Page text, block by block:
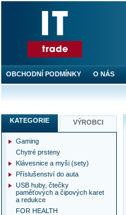
KATEGORIE VÝROBCI
Gaming
Chytré prsteny
Klávesnice a myši (sety)
Příslušenství do auta
USB huby, čtečky
paměťových a čipových karet
a redukce
FOR HEALTH
OBCHODNÍ PODMÍNKY O NÁS